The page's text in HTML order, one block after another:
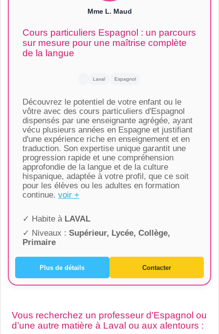
Mme L. Maud
Cours particuliers Espagnol : un parcours
sur mesure pour une maîtrise complète
de la langue
Laval Espagnol
Découvrez le potentiel de votre enfant ou le
vôtre avec des cours particuliers d'Espagnol
dispensés par une enseignante agrégée, ayant
vécu plusieurs années en Espagne et justifiant
d'une expérience riche en enseignement et en
traduction. Son expertise unique garantit une
progression rapide et une compréhension
approfondie de la langue et de la culture
hispanique, adaptée à votre profil, que ce soit
pour les élèves ou les adultes en formation
continue. voir +
✓ Habite à LAVAL
✓ Niveaux : Supérieur, Lycée, Collège,
Primaire
Plus de détails Contacter
Vous recherchez un professeur d'Espagnol ou
d’une autre matière à Laval ou aux alentours :